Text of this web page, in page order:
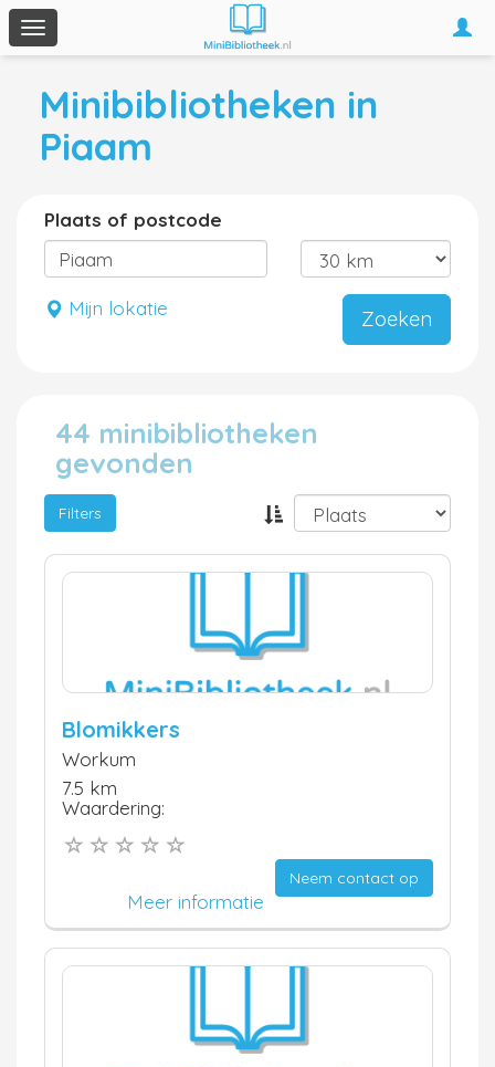
Toggle
navigation
Minibibliotheken in
Piaam
Plaats of postcode
Mijn lokatie Zoeken
44 minibibliotheken
gevonden
Filters
Blomikkers
Workum
7.5 km
Waardering:
Neem contact op
Meer informatie